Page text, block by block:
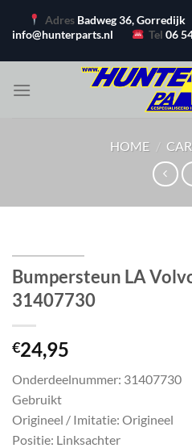
naar
Adres Badweg 36, Gorredijk
info@hunterparts.nl
Tel06
HOME /
Bumpersteun LA
31407730
€24,95
Onderdeelnummer: 31407730
Gebruikt
Origineel / Imitatie: Origineel
Positie: Linksachter